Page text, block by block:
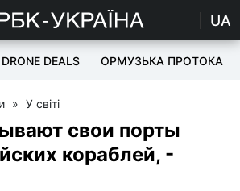
UA
DRONE DEALS ОРМУЗЬКА ПРОТОКА
» У світі
свои порты
кораблей, -